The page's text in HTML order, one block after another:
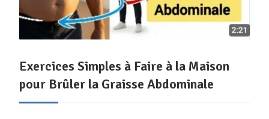
Exercices Simples à Faire à la Maison
pour Brûler la Graisse Abdominale